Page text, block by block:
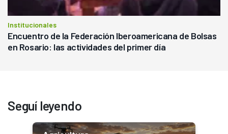
Institucionales
Encuentro de la Federación Iberoamericana de Bolsas
en Rosario: las actividades del primer día
Seguí leyendo